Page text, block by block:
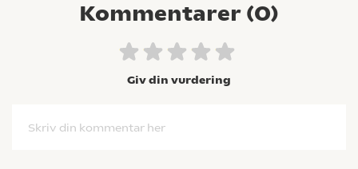
Kommentarer (0)
Giv din vurdering
Skriv din kommentar her